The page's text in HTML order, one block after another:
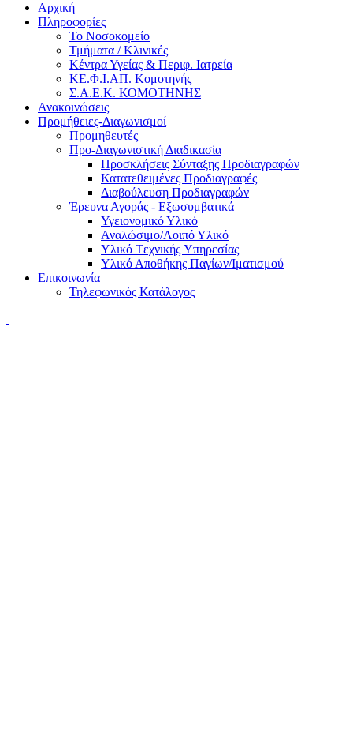
Αρχική
Πληροφορίες
Το Νοσοκομείο
Τμήματα / Κλινικές
Κέντρα Υγείας & Περιφ. Ιατρεία
ΚΕ.Φ.Ι.ΑΠ. Κομοτηνής
Σ.Α.Ε.Κ. ΚΟΜΟΤΗΝΗΣ
Ανακοινώσεις
Προμήθειες-Διαγωνισμοί
Προμηθευτές
Προ-Διαγωνιστική Διαδικασία
Προσκλήσεις Σύνταξης Προδιαγραφών
Κατατεθειμένες Προδιαγραφές
Διαβούλευση Προδιαγραφών
Έρευνα Αγοράς - Εξωσυμβατικά
Υγειονομικό Υλικό
Αναλώσιμο/Λοιπό Υλικό
Υλικό Tεχνικής Yπηρεσίας
Υλικό Αποθήκης Παγίων/Ιματισμού
Επικοινωνία
Τηλεφωνικός Κατάλογος